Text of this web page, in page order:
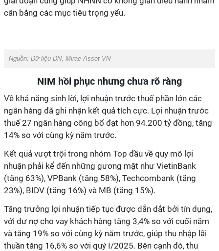
cân bằng các mục tiêu trọng yếu.
Nguồn: Dữ liệu DN, Mirae Asset VN
NIM hồi phục nhưng chưa rõ ràng
Về khả năng sinh lời, lợi nhuận trước thuế phần lớn các
ngân hàng đã ghi nhận kết quả tích cực. Lợi nhuận trước
thuế 27 ngân hàng công bố đạt hơn 94.200 tỷ đồng, tăng
14% so với cùng kỳ năm trước.
Kết quả vượt trội trong nhóm Top đầu về quy mô lợi
nhuận phải kể đến những gương mặt như VietinBank
(tăng 63%), VPBank (tăng 58%), Techcombank (tăng
23%), BIDV (tăng 16%) và MB (tăng 15%).
Tăng trưởng l ợi nhuận tiếp tục được d ẫn d ắt bởi tín d ụng,
với dư nợ cho vay khách hàng tăng 3,4% so với cuối năm
và tăng 19% so với cùng kỳ năm trước, giúp thu nhập lãi
thuần tăng 16,6% so với quý I/2025. Bên cạnh đó, thu